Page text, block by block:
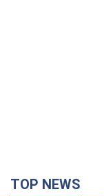
TOP NEWS